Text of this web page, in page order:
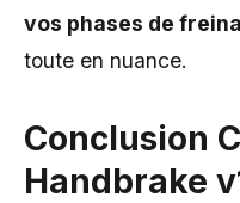
vos phases de
toute en nuance.
Conclusion
Handbrake